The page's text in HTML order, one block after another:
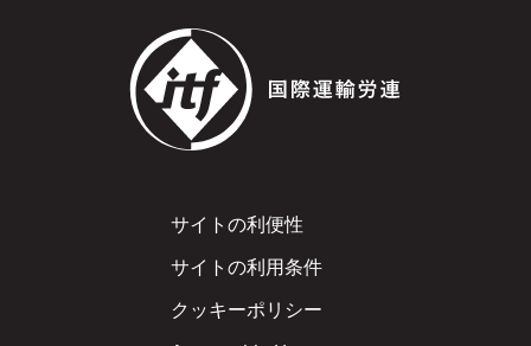
Footer
サイトの利便性
サイトの利用条件
クッキーポリシー